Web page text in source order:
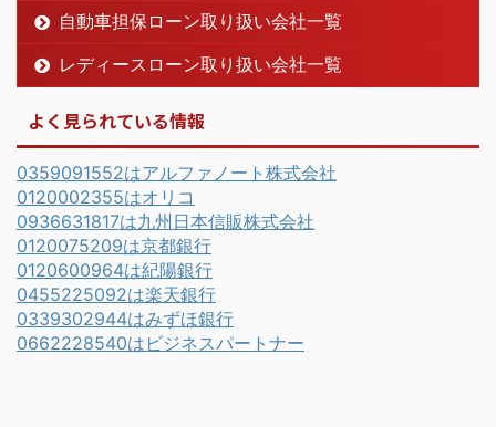
自動車担保ローン取り扱い会社一覧
レディースローン取り扱い会社一覧
よく見られている情報
0359091552はアルファノート株式会社
0120002355はオリコ
0936631817は九州日本信販株式会社
0120075209は京都銀行
0120600964は紀陽銀行
0455225092は楽天銀行
0339302944はみずほ銀行
0662228540はビジネスパートナー